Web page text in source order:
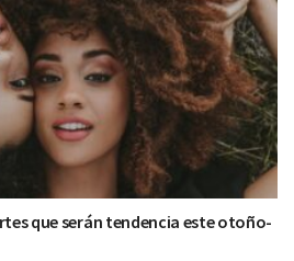
que serán tendencia este otoño-